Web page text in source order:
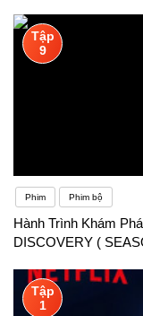
Tập
9
Phim Phim bộ
Hành Trình Khám
DISCOVERY (
Tập
1